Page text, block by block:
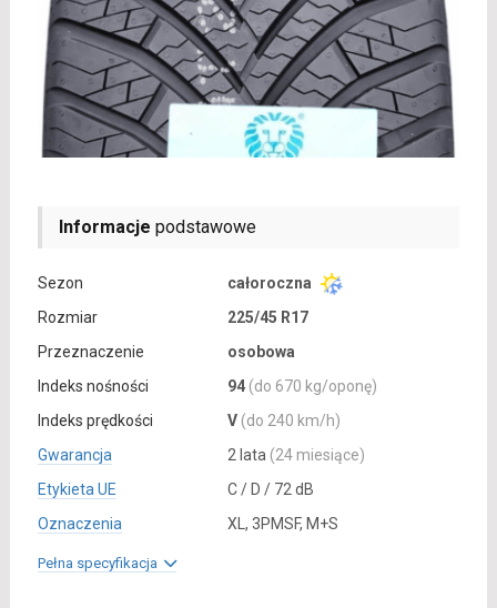
Informacje podstawowe
Sezon
całoroczna
Rozmiar
225/45 R17
Przeznaczenie
osobowa
Indeks nośności
94 (do 670 kg/oponę)
Indeks prędkości
V (do 240 km/h)
Gwarancja
2 lata (24 miesiące)
Etykieta UE
C / D / 72 dB
Oznaczenia
XL, 3PMSF, M+S
Pełna specyfikacja